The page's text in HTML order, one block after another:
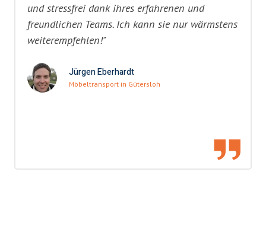
und stressfrei dank ihres erfahrenen und
freundlichen Teams. Ich kann sie nur wärmstens
weiterempfehlen!"
Jürgen Eberhardt
Möbeltransport in Gütersloh